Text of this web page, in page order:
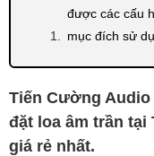
được các cấu
mục đích sử
Tiến Cường
đặt loa âm trần tại
giá rẻ nhất.